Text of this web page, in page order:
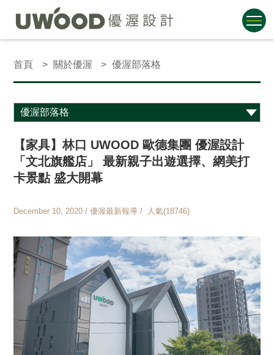
首頁 關於優渥 優渥部落格
【家具】林口 UWOOD 歐德集團 優渥設計
「文北旗艦店」 最新親子出遊選擇、網美打
卡景點 盛大開幕
December 10, 2020 / 優渥最新報導 / 人氣(18746)